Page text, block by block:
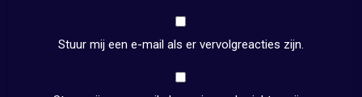
Stuur mij een e-mail als er vervolgreacties zijn.